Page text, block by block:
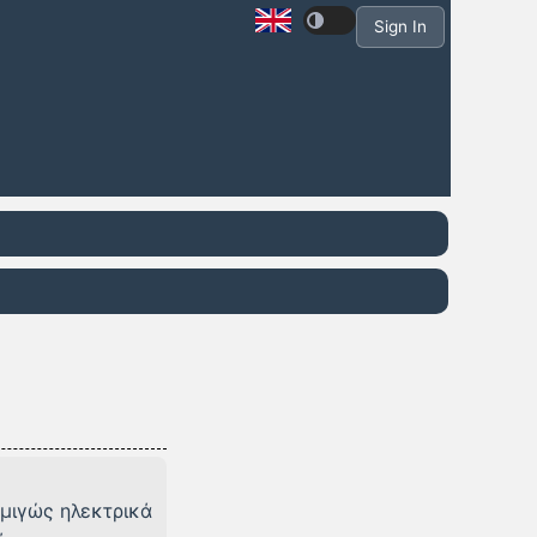
Sign In
ηλεκτρικά